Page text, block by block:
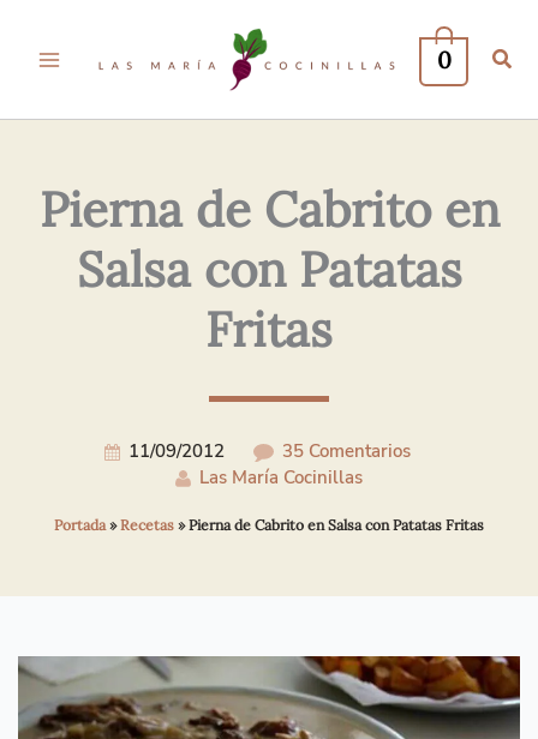
0
Pierna de Cabrito en
Salsa con Patatas
Fritas
11/09/2012
35 Comentarios
Las María Cocinillas
Portada»Recetas »Pierna de Cabrito en Salsa con Patatas Fritas
Electrónico*